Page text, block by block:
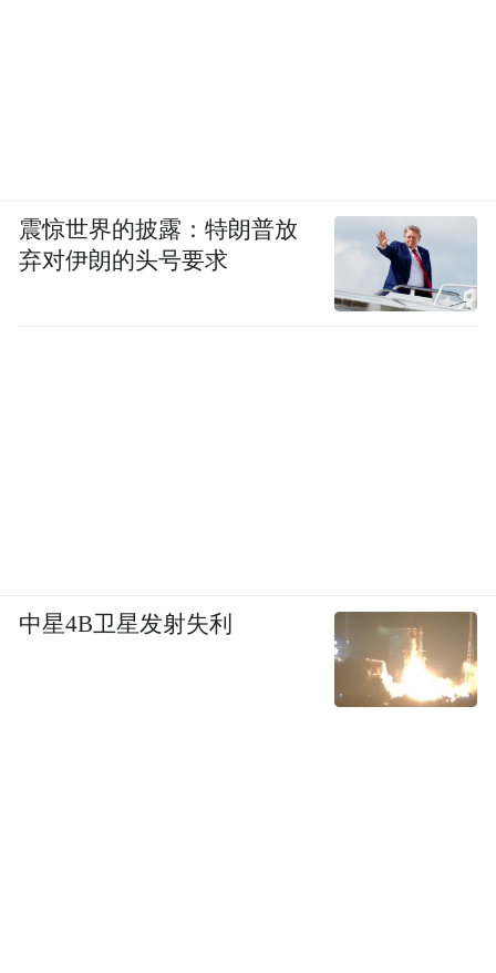
震惊世界的披露：特朗普放
弃对伊朗的头号要求
中星4B卫星发射失利